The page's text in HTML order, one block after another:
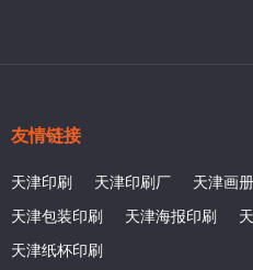
友情链接
天津印刷 天津印刷厂 天津画
天津包装印刷
天津海报印刷
天津纸杯印刷